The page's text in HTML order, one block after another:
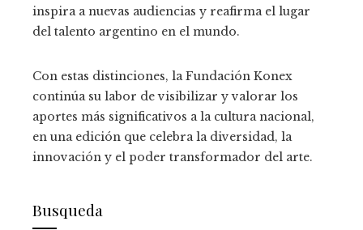
inspira a nuevas audiencias y reafirma el lugar
del talento argentino en el mundo.
Con estas distinciones, la Fundación Konex
continúa su labor de visibilizar y valorar los
aportes más significativos a la cultura nacional,
en una edición que celebra la diversidad, la
innovación y el poder transformador del arte.
Busqueda